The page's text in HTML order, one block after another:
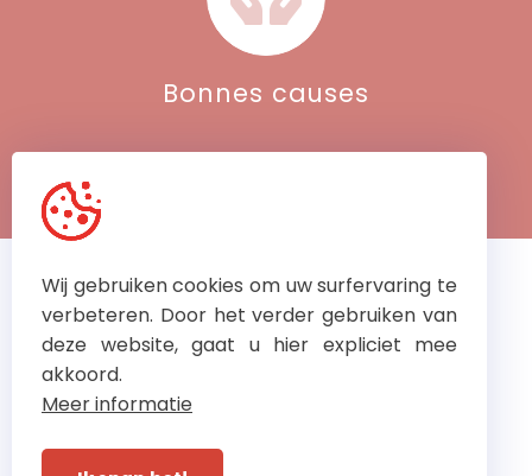
Bonnes causes
Contrôles externes
fréquents pourdes
© Dubaere Ladders 2026
Wij gebruiken cookies om uw surfervaring te
verbeteren. Door het verder gebruiken van
deze website, gaat u hier expliciet mee
akkoord.
Meer informatie